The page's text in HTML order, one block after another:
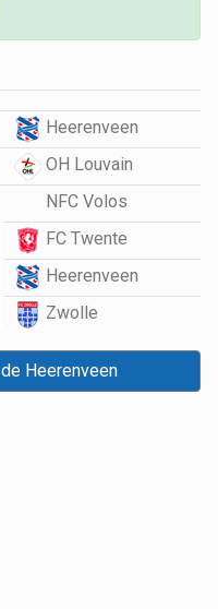
Heerenveen
OH Louvain
NFC Volos
FC Twente
Heerenveen
Zwolle
Heerenveen